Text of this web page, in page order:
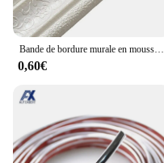
Bande de bordure murale en mousse 3D auto-autocollante, lignes de garniture, bande de décoration de plinthe, bord de dosseret, ligne de moulage anti-collision, autocollant mural
0,60€